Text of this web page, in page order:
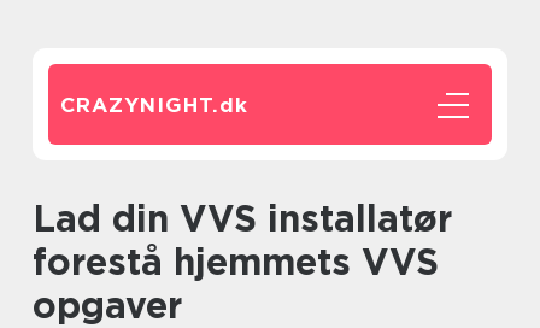
CRAZYNIGHT.dk
Lad din VVS installatør
forestå hjemmets VVS
opgaver